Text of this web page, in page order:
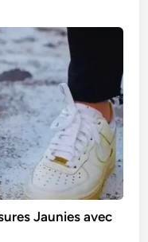
Jaunies avec